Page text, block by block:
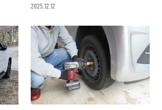
2025.12.12